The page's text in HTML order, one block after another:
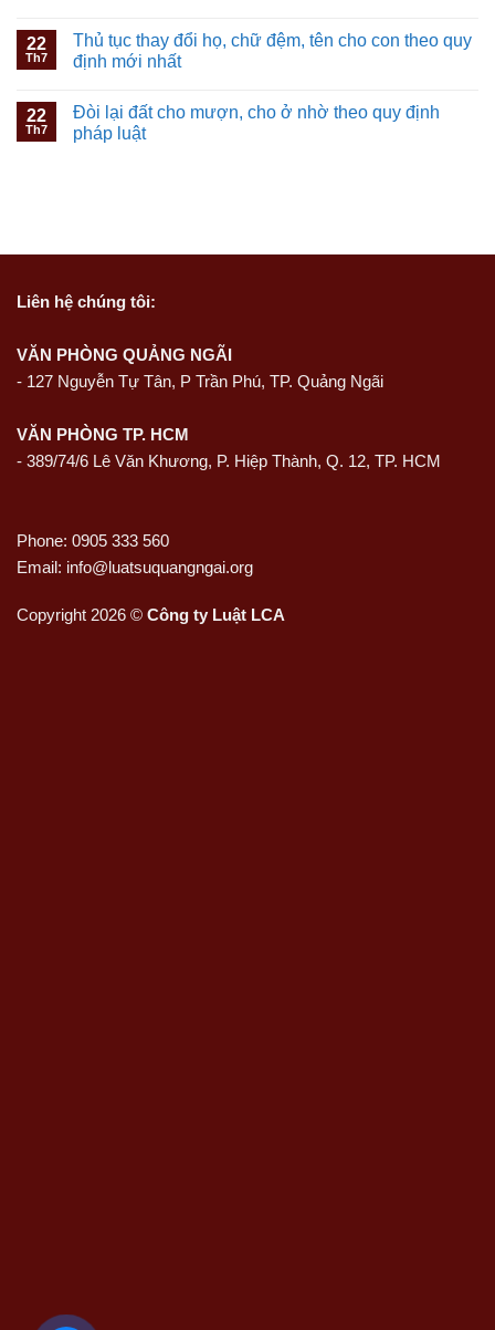
22
Th7
Thủ tục thay đổi họ, chữ đệm, tên cho con theo quy
định mới nhất
22
Th7
Đòi lại đất cho mượn, cho ở nhờ theo quy định
pháp luật
Liên hệ chúng tôi:
VĂN PHÒNG QUẢNG NGÃI
- 127 Nguyễn Tự Tân, P Trần Phú, TP. Quảng Ngãi
VĂN PHÒNG TP. HCM
- 389/74/6 Lê Văn Khương, P. Hiệp Thành, Q. 12, TP. HCM
Phone: 0905 333 560
Email: info@luatsuquangngai.org
Copyright 2026 © Công ty Luật LCA